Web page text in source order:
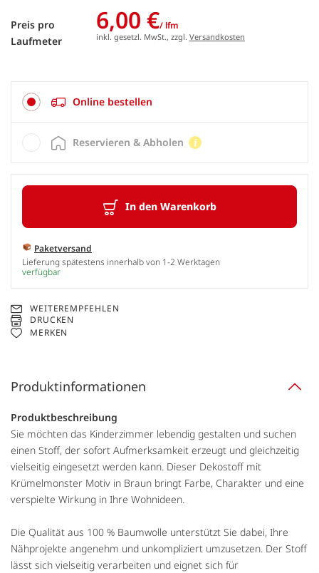
Preis pro
Laufmeter
6,00 €/ lfm
inkl. gesetzl. MwSt., zzgl. Versandkosten
Online bestellen
In den Warenkorb
Paketversand
Lieferung spätestens innerhalb von 1-2 Werktagen
verfügbar
Reservieren & Abholen
WEITEREMPFEHLEN
DRUCKEN
MERKEN
Produktinformationen
Produktbeschreibung
Sie möchten das Kinderzimmer lebendig gestalten und suchen
einen Stoff, der sofort Aufmerksamkeit erzeugt und gleichzeitig
vielseitig eingesetzt werden kann. Dieser Dekostoff mit
Krümelmonster Motiv in Braun bringt Farbe, Charakter und eine
verspielte Wirkung in Ihre Wohnideen.
Die Qualität aus 100 % Baumwolle unterstützt Sie dabei, Ihre
Nähprojekte angenehm und unkompliziert umzusetzen. Der Stoff
lässt sich vielseitig verarbeiten und eignet sich für